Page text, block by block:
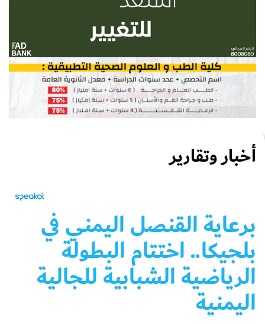
أخبار وتقارير
برعاية القنصل اليمني في
بلجيكا.. اختتام البطولة
الرياضية الشبابية للجالية
اليمنية